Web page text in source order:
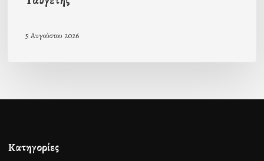
5 Αυγούστου 2026
Κατηγορίες